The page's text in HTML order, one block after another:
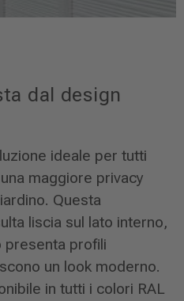
dal design
ideale per tutti
maggiore privacy
Questa
liscia sul lato interno,
presenta profili
un look moderno.
in tutti i colori RAL